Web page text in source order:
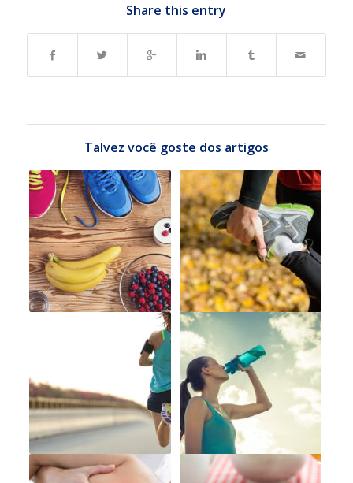
Share this entry
Talvez você goste dos artigos